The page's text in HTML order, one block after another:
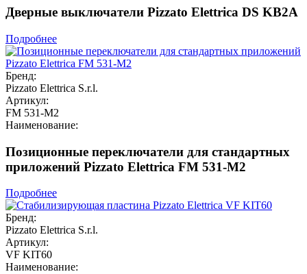
Дверные выключатели Pizzato Elettrica DS KB2A
Подробнее
Бренд:
Pizzato Elettrica S.r.l.
Артикул:
FM 531-M2
Наименование:
Позиционные переключатели для стандартных
приложений Pizzato Elettrica FM 531-M2
Подробнее
Бренд:
Pizzato Elettrica S.r.l.
Артикул:
VF KIT60
Наименование: